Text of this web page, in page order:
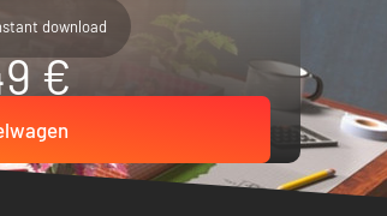
download
€